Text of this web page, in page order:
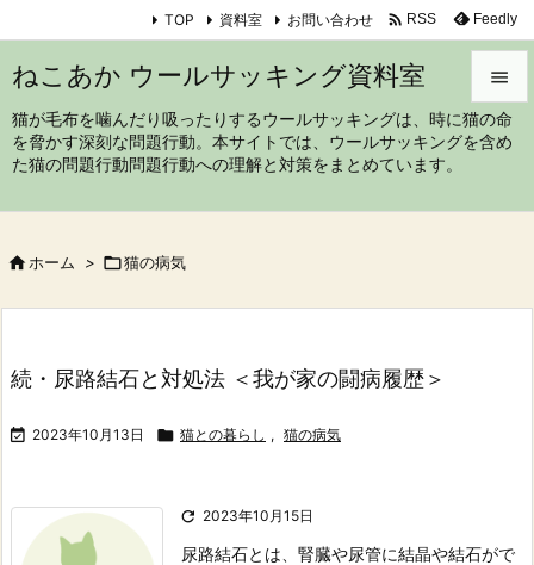
ねこあか ウールサッキング資料室
猫が毛布を噛んだり吸ったりするウールサッキングは、時に猫の命
を脅かす深刻な問題行動。本サイトでは、ウールサッキングを含め
た猫の問題行動問題行動への理解と対策をまとめています。


メニュ
サイド

TOP 資料室 お問い合わせ  RSS Feedly
ホーム > 猫の病気
続・尿路結石と対処法 ＜我が家の闘病履歴＞
 2023年10月13日  猫との暮らし , 猫の病気
 2023年10月15日
尿路結石とは、腎臓や尿管に結晶や結石がで